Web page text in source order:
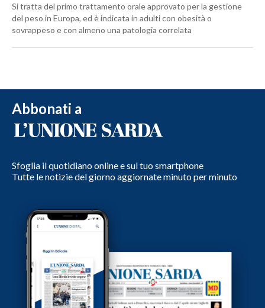
Si tratta del primo trattamento orale approvato per la gestione
del peso in Europa, ed è indicata in adulti con obesità o
sovrappeso e con almeno una patologia correlata
Abbonati a
Sfoglia il quotidiano online e sul tuo smartphone
Tutte le notizie del giorno aggiornate minuto per minuto